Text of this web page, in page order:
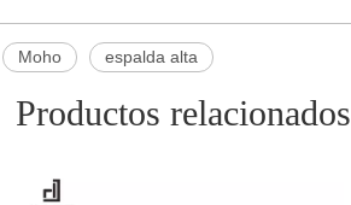
Moho espalda alta
Productos relacionados